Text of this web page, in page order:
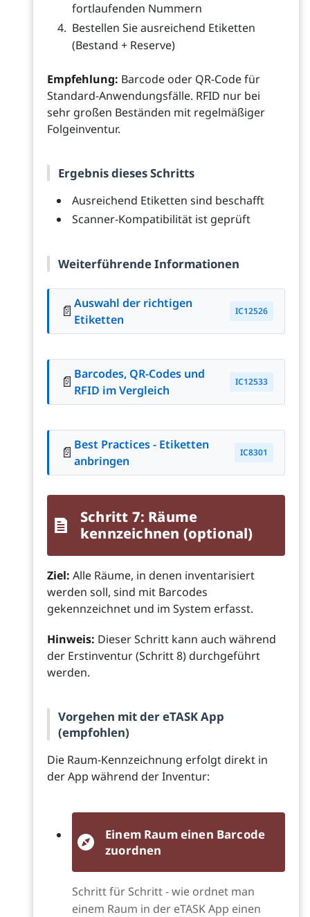
fortlaufenden Nummern
Bestellen Sie ausreichend Etiketten
(Bestand + Reserve)
Empfehlung: Barcode oder QR-Code für
Standard-Anwendungsfälle. RFID nur bei
sehr großen Beständen mit regelmäßiger
Folgeinventur.
Ergebnis dieses Schritts
Ausreichend Etiketten sind beschafft
Scanner-Kompatibilität ist geprüft
Weiterführende Informationen
📄 Auswahl der richtigen
Etiketten
IC12526
📄 Barcodes, QR-Codes und
RFID im Vergleich
IC12533
📄 Best Practices - Etiketten
anbringen
IC8301
Schritt 7: Räume
kennzeichnen (optional)
Ziel: Alle Räume, in denen inventarisiert
werden soll, sind mit Barcodes
gekennzeichnet und im System erfasst.
Hinweis: Dieser Schritt kann auch während
der Erstinventur (Schritt 8) durchgeführt
werden.
Vorgehen mit der eTASK App
(empfohlen)
Die Raum-Kennzeichnung erfolgt direkt in
der App während der Inventur:
Einem Raum einen Barcode
zuordnen
Schritt für Schritt - wie ordnet man
einem Raum in der eTASK App einen